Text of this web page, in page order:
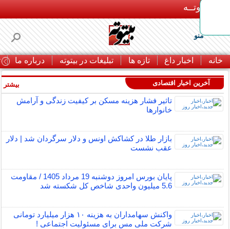
بـیتوتــه
منو
خانه اخبار داغ تازه ها تبلیغات در بیتوته درباره ما
آخرین اخبار اقتصادی
تاثیر فشار هزینه مسکن بر کیفیت زندگی و آرامش
خانوارها
بازار طلا در کشاکش اونس و دلار سرگردان شد | دلار
عقب نشست
پایان بورس امروز دوشنبه 19 مرداد 1405 / مقاومت
5.6 میلیون واحدی شاخص کل شکسته شد
واکنش سهامداران به هزینه ۱۰ هزار میلیارد تومانی
شرکت ملی مس برای مسئولیت اجتماعی !
بیشتر